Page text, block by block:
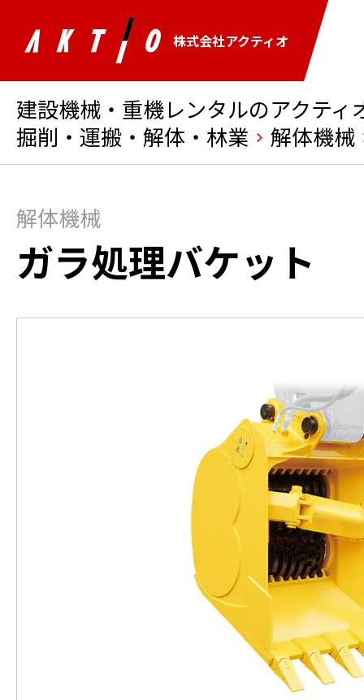
株式会社アクティオ
建設機械・重機レンタルのアクティ
掘削・運搬・解体・林業
解体機械
解体機械
ガラ処理バケット